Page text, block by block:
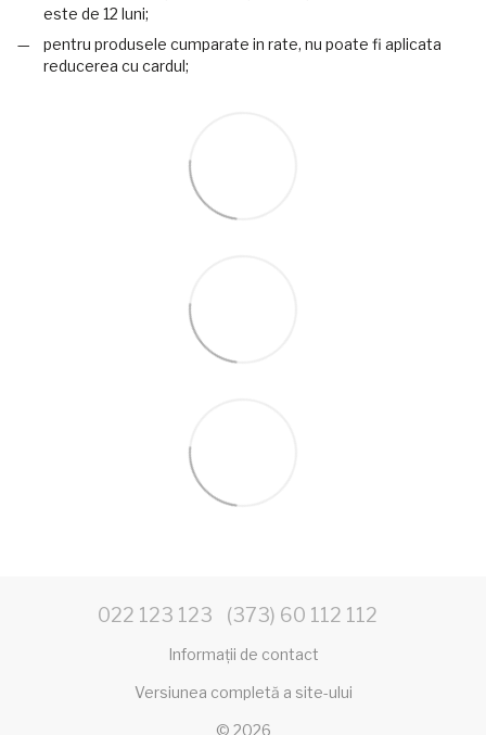
este de 12 luni;
pentru produsele cumparate in rate, nu poate fi aplicata
reducerea cu cardul;
022 123 123 (373) 60 112 112
Informații de contact
Versiunea completă a site-ului
© 2026